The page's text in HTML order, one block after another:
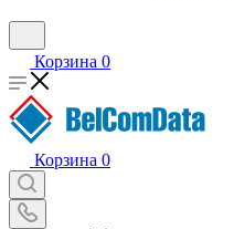
Корзина 0
Корзина 0